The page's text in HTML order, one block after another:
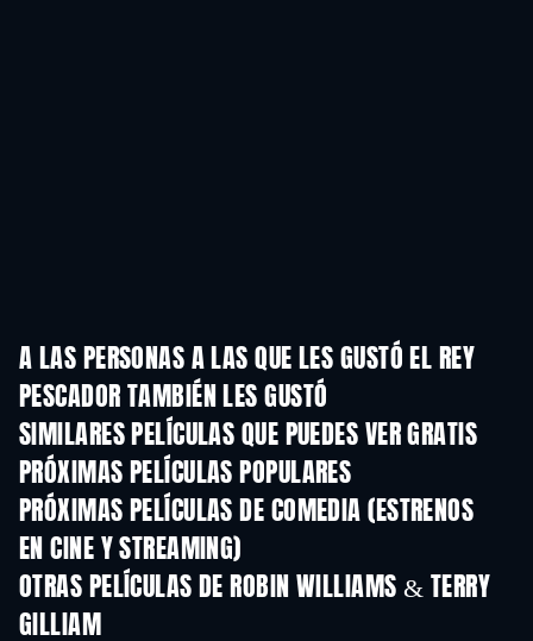
A LAS PERSONAS A LAS QUE LES GUSTÓ EL REY
PESCADOR TAMBIÉN LES GUSTÓ
SIMILARES PELÍCULAS QUE PUEDES VER GRATIS
PRÓXIMAS PELÍCULAS POPULARES
PRÓXIMAS PELÍCULAS DE COMEDIA (ESTRENOS
EN CINE Y STREAMING)
OTRAS PELÍCULAS DE ROBIN WILLIAMS & TERRY
GILLIAM